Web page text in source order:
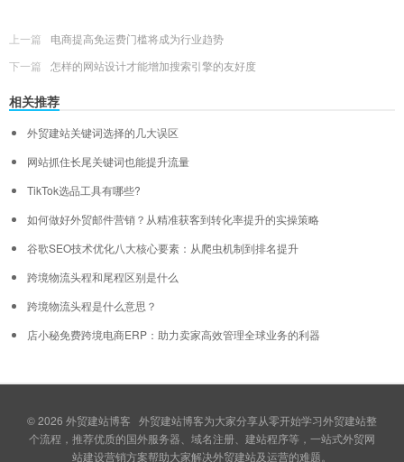
上一篇
电商提高免运费门槛将成为行业趋势
下一篇
怎样的网站设计才能增加搜索引擎的友好度
相关推荐
外贸建站关键词选择的几大误区
网站抓住长尾关键词也能提升流量
TikTok选品工具有哪些?
如何做好外贸邮件营销？从精准获客到转化率提升的实操策略
谷歌SEO技术优化八大核心要素：从爬虫机制到排名提升
跨境物流头程和尾程区别是什么
跨境物流头程是什么意思？
店小秘免费跨境电商ERP：助力卖家高效管理全球业务的利器
© 2026 外贸建站博客 外贸建站博客为大家分享从零开始学习外贸建站整
个流程，推荐优质的国外服务器、域名注册、建站程序等，一站式外贸网
站建设营销方案帮助大家解决外贸建站及运营的难题。